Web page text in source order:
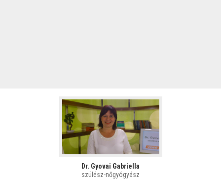
Dr. Gyovai Gabriella
szülész-nőgyógyász